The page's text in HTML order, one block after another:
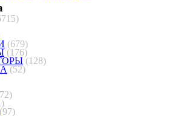
(679)
(176)
(128)
(52)
(97)